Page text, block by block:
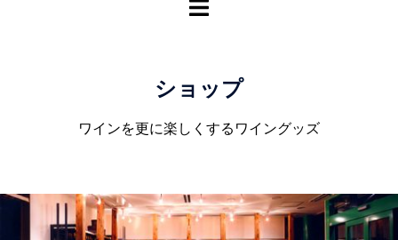
ショップ
ワインを更に楽しくするワイングッズ